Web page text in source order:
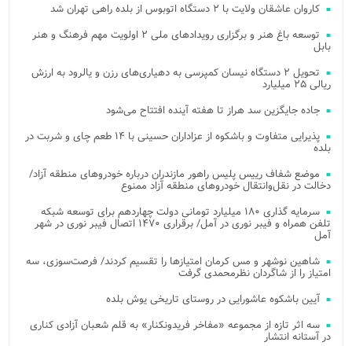
کاروان عاشقان ولایت با ۲ دستگاه اتوبوس از بلده راهی تهران شد
توسعه باغ هنر و برگزاری رویدادهای ملی ۲ اولویت مهم فرهنگ و هنر
بابل
تحویل ۲ دستگاه نیسان کمپرسی به دهیاری‌های رزن و یالرود به ارزش
ریالی ۲۵ میلیارد
جاده جایگزین سد هراز تا هفته آینده افتتاح می‌شود
پذیرایی متفاوت و باشکوه از عزاداران حسینی با ۱۴ طعم چای و شربت در
بلده
موضع شفاف رییس پلیس راهور مازندران درباره خودروهای منطقه آزاد/
دخالت در نقل‌وانتقال خودروهای منطقه آزاد ممنوع
سرمایه گذاری ۱۸۰ میلیارد تومانی دولت چهاردهم برای توسعه شبکه
تلفن همراه و فیبر نوری در آمل/ برقراری ۱۴۷۰ اتصال فیبر نوری در شهر
آمل
شاهین نوشهر و مس کرمان امتیازها را تقسیم کردند/ فرصت‌سوزی، سه
امتیاز را از شاگردان نظرمحمدی گرفت
آیین باشکوه عاشورایی در روستای تاریخی یوش بلده
سه اثر تازه از مجموعه «مفاخر فریدونکنار» به قلم شعبان آزادی کناری
در آستانه انتشار